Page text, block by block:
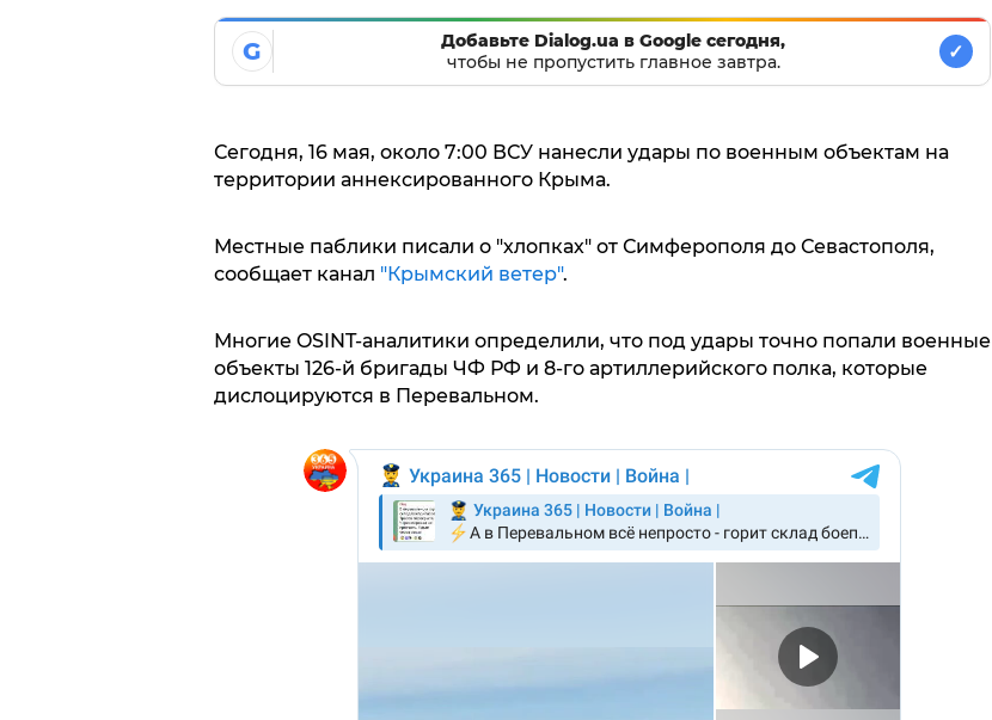
G
Добавьте Dialog.ua в Google сегодня,
чтобы не пропустить главное завтра.
✓
Сегодня, 16 мая, около 7:00 ВСУ нанесли удары по военным объектам на
территории аннексированного Крыма.
Местные паблики писали о "хлопках" от Симферополя до Севастополя,
сообщает канал "Крымский ветер".
Многие OSINT-аналитики определили, что под удары точно попали военные
объекты 126-й бригады ЧФ РФ и 8-го артиллерийского полка, которые
дислоцируются в Перевальном.